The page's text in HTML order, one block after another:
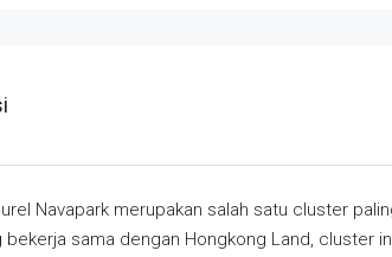
Navapark merupakan salah satu cluster
bekerja sama dengan Hongkong Land, cluster